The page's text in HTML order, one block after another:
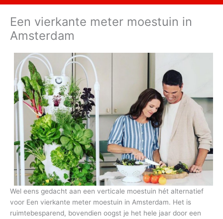
balk
Een vierkante meter moestuin in
Amsterdam
Wel eens gedacht aan een verticale moestuin hét alternatief
voor Een vierkante meter moestuin in Amsterdam. Het is
ruimtebesparend, bovendien oogst je het hele jaar door een